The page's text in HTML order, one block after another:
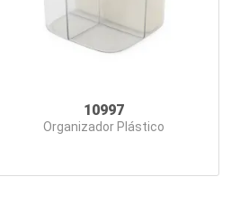
10997
Organizador Plástico